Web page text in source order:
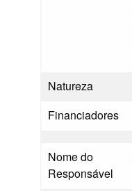
Natureza
Financiadores
Nome do
Responsável